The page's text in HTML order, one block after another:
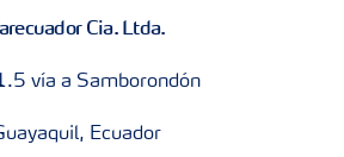
Cia. Ltda.
vía a Samborondón
Ecuador